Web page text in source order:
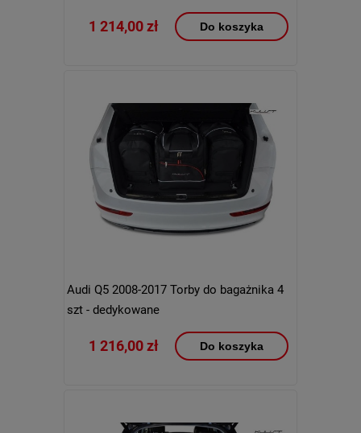
1 214,00 zł Do koszyka
Audi Q5 2008-2017 Torby do bagażnika 4
szt - dedykowane
1 216,00 zł Do koszyka